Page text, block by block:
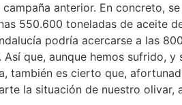
anterior. En concreto,
550.600 toneladas de aceite
podría acercarse a las
Así que, aunque hemos sufrido,
también es cierto que,
la situación de nuestro